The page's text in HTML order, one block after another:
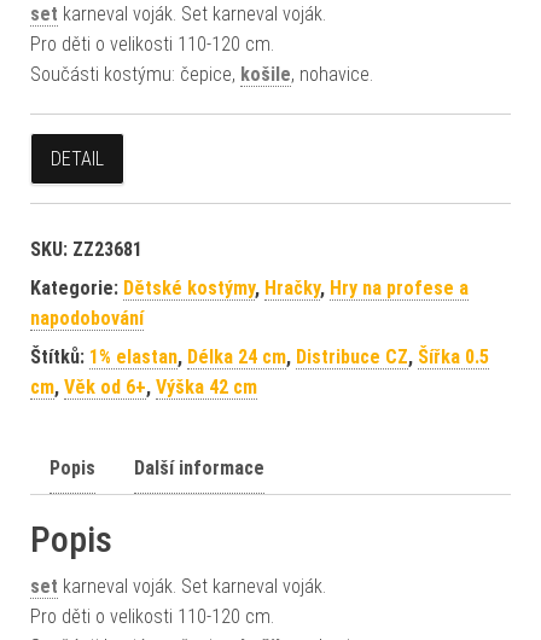
set karneval voják. Set karneval voják.
Pro děti o velikosti 110-120 cm.
Součásti kostýmu: čepice, košile, nohavice.
DETAIL
SKU: ZZ23681
Kategorie: Dětské kostýmy, Hračky, Hry na profese a
napodobování
Štítků: 1% elastan, Délka 24 cm, Distribuce CZ, Šířka 0.5
cm, Věk od 6+, Výška 42 cm
Popis Další informace
Popis
set karneval voják. Set karneval voják.
Pro děti o velikosti 110-120 cm.